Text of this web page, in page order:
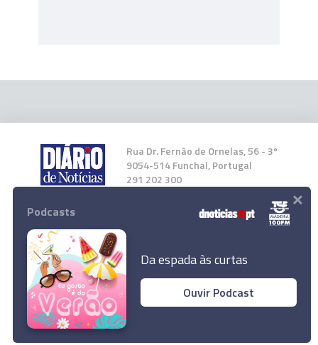
Rua Dr. Fernão de Ornelas, 56 - 3º
9054-514 Funchal, Portugal
291 202 300
Instale a nossa App
© 2024 Empresa Diário de Notícias, Lda.
Todos os direitos reservados.
Podcasts
Da espada às curtas
Ouvir Podcast
×